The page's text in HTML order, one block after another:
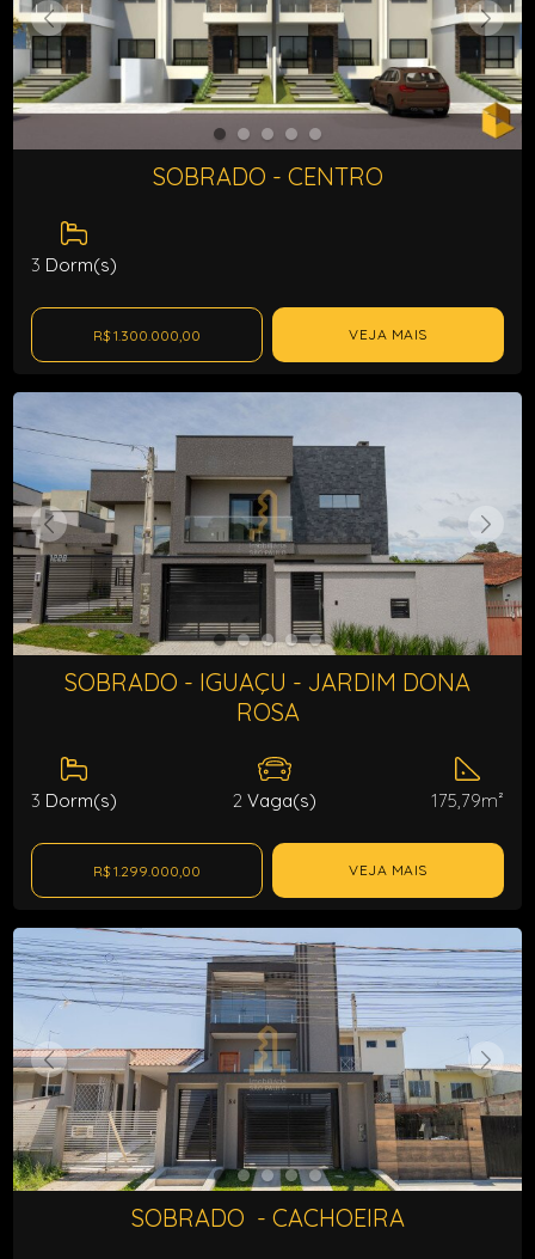
SOBRADO - CENTRO
3 Dorm(s)
R$ 1.300.000,00 VEJA MAIS
SOBRADO - IGUAÇU - JARDIM DONA
ROSA
3 Dorm(s) 2 Vaga(s) 175,79m²
R$ 1.299.000,00 VEJA MAIS
SOBRADO - CACHOEIRA